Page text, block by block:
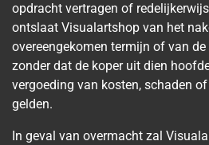
opdracht vertragen of
ontslaat Visualartshop van het
overeengekomen termijn of van
zonder dat de koper uit dien
vergoeding van kosten, schaden
gelden.
In geval van overmacht zal